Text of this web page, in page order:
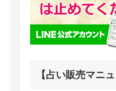
【占い販売マニュ